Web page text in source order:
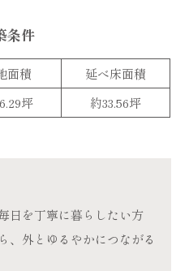
条件
面積
延べ床面積
坪 約33.56坪
日を丁寧に暮らしたい方
、外とゆるやかにつながる